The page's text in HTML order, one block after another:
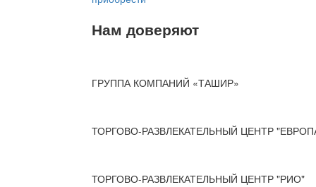
Нам доверяют
ГРУППА КОМПАНИЙ «ТАШИР»
ТОРГОВО-РАЗВЛЕКАТЕЛЬНЫЙ ЦЕНТР
ТОРГОВО-РАЗВЛЕКАТЕЛЬНЫЙ ЦЕНТР "РИО"